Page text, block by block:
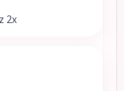
2x